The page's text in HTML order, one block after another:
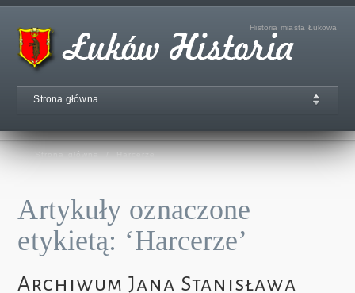
Historia miasta Łukowa
Strona główna
Strona główna Harcerze
Artykuły oznaczone
etykietą: ‘Harcerze’
Archiwum Jana Stanisława